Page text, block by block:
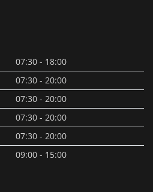
07:30 - 18:00
07:30 - 20:00
07:30 - 20:00
07:30 - 20:00
07:30 - 20:00
09:00 - 15:00